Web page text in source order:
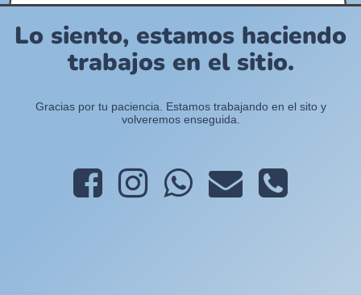
Lo siento, estamos haciendo
trabajos en el sitio.
Gracias por tu paciencia. Estamos trabajando en el sito y
volveremos enseguida.